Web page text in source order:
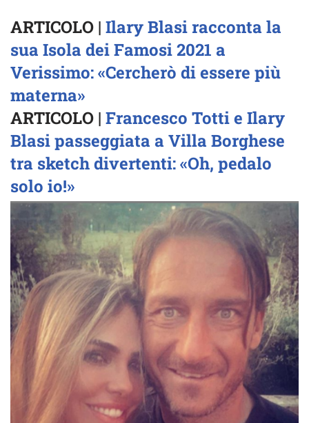
ARTICOLO | Ilary Blasi racconta la
sua Isola dei Famosi 2021 a
Verissimo: «Cercherò di essere più
materna»
ARTICOLO | Francesco Totti e Ilary
Blasi passeggiata a Villa Borghese
tra sketch divertenti: «Oh, pedalo
solo io!»